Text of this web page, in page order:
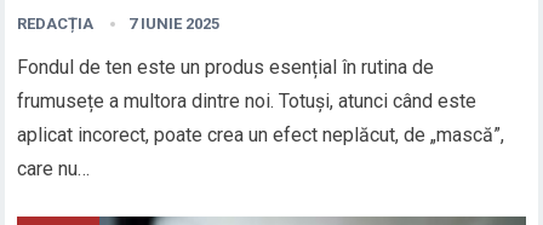
REDACȚIA 7 IUNIE 2025
Fondul de ten este un produs esențial în rutina de
frumusețe a multora dintre noi. Totuși, atunci când este
aplicat incorect, poate crea un efect neplăcut, de „mască”,
care nu…